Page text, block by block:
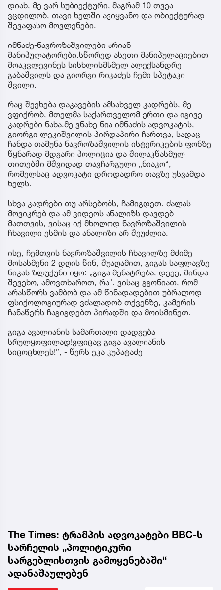
დიახ, მე ვარ სუბიექტური, მაგრამ 10 თვეა
ვცდილობ, თავი ხელში ავიყვანო და ობიექტურად
შევაფასო მოვლენები.
იმნაძე-ნავროზაშვილები არიან
მანიპულატორები.სწორედ ასეთი მანიპულაციებით
მოაკვლევინეს სისხლისმსმელ ალექსანდრე
გაბაშვილს და გიორგი რიკაძეს ჩემი სპეტაკი
შვილი.
რაც შეეხება დაკავების ამსახველ კადრებს, მე
ვფიქრობ, მთელმა საქართველომ ერთი და იგივე
კადრები ნახა.მე ვნახე ნია იმნაძის ადვოკატის,
გიორგი ლეკიშვილის პირდაპირი ჩართვა, სადაც
ჩანდა თამუნა ნავროზაშვილის ისტერიკების ფონზე
წყნარად მდგარი პოლიცია და შილაკწასმულ
თითებში მშვიდად თავჩარგული „ნიაკო“,
რომელსაც ადვოკატი დროდადრო თავზე უსვამდა
ხელს.
სხვა კადრები თუ არსებობს, ჩამიგდეთ. ძალას
მოვიკრებ და ამ ვიდეოს ანალიზს დავდებ
მათთვის, ვისაც იქ მხოლოდ ნავროზაშვილის
ჩხავილი ესმის და ანალიზი არ შეუძლია.
ისე, ჩემთვის ნავროზაშვილის ჩხავილზე მძიმე
მოსასმენი 2 დღის წინ, შუაღამით, გიგას საფლავზე
ნიკას ზლუქუნი იყო: „გიგა მენატრება, დეეე, მინდა
შევეხო, ამოვთხაროთ, რა“. ვისაც გგონიათ, რომ
არასწორს ვამბობ და ამ წინადადებით უბრალოდ
ფსიქოლოგიურად ვძალადობ თქვენზე, კამერის
ჩანაწერს ჩაგიგდებთ პირადში და მოისმინეთ.
გიგა ავალიანის სამართალი დადგება
სრულყოფილად!ვფიცავ გიგა ავალიანის
სიცოცხლეს!”, - წერს ეკა კუპატაძე
The Times: ტრამპის ადვოკატები BBC-ს
სარჩელის „პოლიტიკური
სარგებლისთვის გამოყენებაში“
ადანაშაულებენ